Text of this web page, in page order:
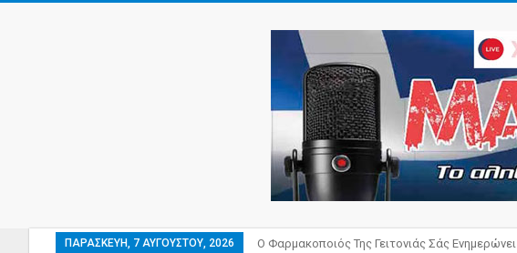
ΠΑΡΑΣΚΕΥΉ, 7 ΑΥΓΟΎΣΤΟΥ, 2026 Ο Φαρμακοποιός Της Γειτονιάς Σάς Ενημερώνει